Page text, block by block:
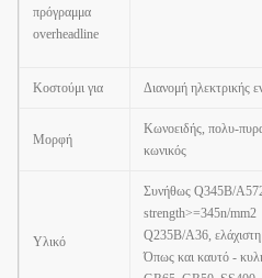
πρόγραμμα
overheadline
Κοστούμι για Διανομή ηλεκτρικής
Μορφή
Κωνοειδής, πολυ-
κωνικός
Υλικό
Συνήθως Q345B/
strength>=345n/mm2
Q235B/A36,
Όπως και καυτό -